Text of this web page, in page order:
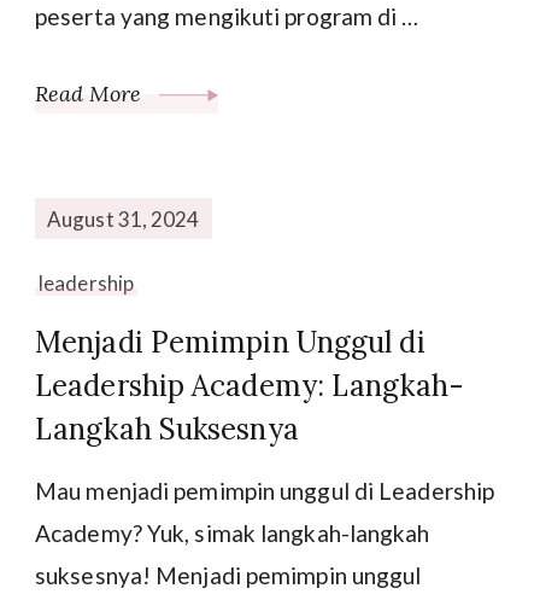
peserta yang mengikuti program di …
Read More
August 31, 2024
leadership
Menjadi Pemimpin Unggul di
Leadership Academy: Langkah-
Langkah Suksesnya
Mau menjadi pemimpin unggul di Leadership
Academy? Yuk, simak langkah-langkah
suksesnya! Menjadi pemimpin unggul